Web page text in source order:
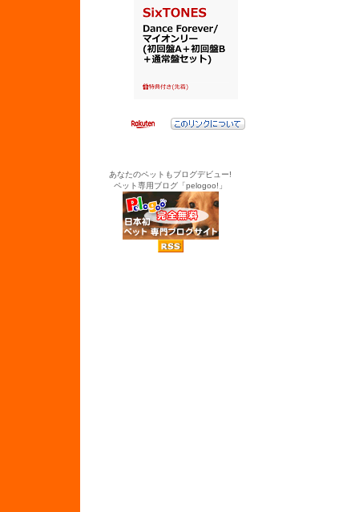
あなたのペットもブログデビュー!
ペット専用ブログ「pelogoo!」